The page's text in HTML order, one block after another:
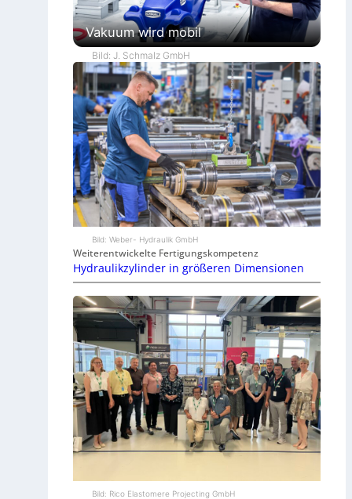
Vakuum wird mobil
Bild: J. Schmalz GmbH
Bild: Weber- Hydraulik GmbH
Weiterentwickelte Fertigungskompetenz
Hydraulikzylinder in größeren Dimensionen
Bild: Rico Elastomere Projecting GmbH